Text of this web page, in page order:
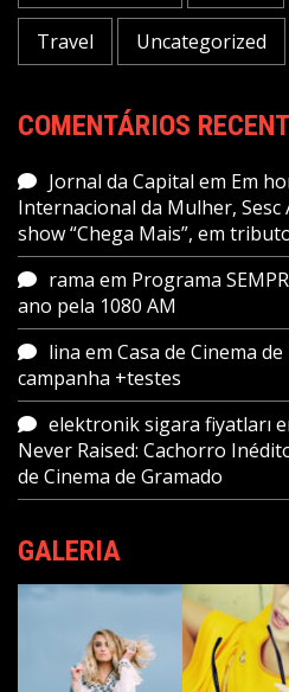
Travel Uncategorized
COMENTÁRIOS
Jornal da Capital em Em
Internacional da Mulher,
show “Chega Mais”, em
rama em Programa
ano pela 1080 AM
lina em Casa de Cinema
campanha +testes
elektronik sigara fiyatları
Never Raised: Cachorro
de Cinema de Gramado
GALERIA